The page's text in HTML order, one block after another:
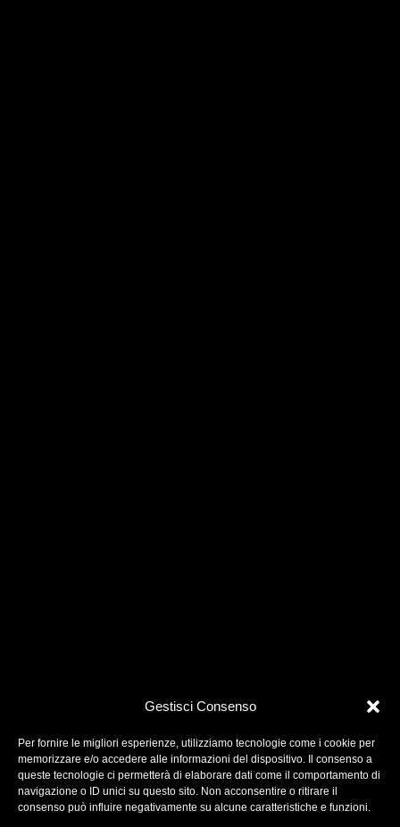
Gestisci Consenso
Per fornire le migliori esperienze, utilizziamo tecnologie come i cookie per
memorizzare e/o accedere alle informazioni del dispositivo. Il consenso a
queste tecnologie ci permetterà di elaborare dati come il comportamento di
navigazione o ID unici su questo sito. Non acconsentire o ritirare il
consenso può influire negativamente su alcune caratteristiche e funzioni.
One More Pictures è una società di produzione